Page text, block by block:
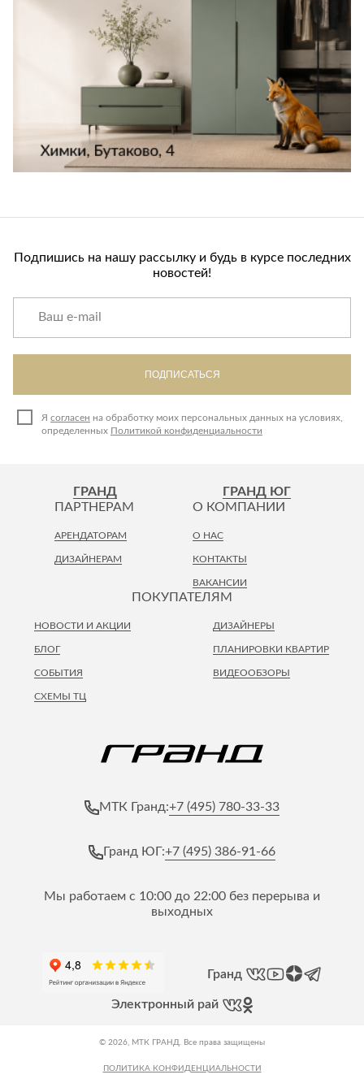
Подпишись на нашу рассылку и будь в курсе последних
новостей!
ПОДПИСАТЬСЯ
Я согласен на обработку моих персональных данных на условиях,
определенных Политикой конфиденциальности
ГРАНД ГРАНД ЮГ
ПОКУПАТЕЛЯМ
НОВОСТИ И АКЦИИ
ПЛАНИРОВКИ КВАРТИР
ВИДЕООБЗОРЫ
БЛОГ
СОБЫТИЯ
СХЕМЫ ТЦ
ДИЗАЙНЕРЫ
ПАРТНЕРАМ
АРЕНДАТОРАМ
ДИЗАЙНЕРАМ
О КОМПАНИИ
О НАС
КОНТАКТЫ
ВАКАНСИИ
МТК Гранд:+7 (495) 780-33-33
Гранд ЮГ:+7 (495) 386-91-66
Мы работаем с 10:00 до 22:00 без перерыва и
выходных
Гранд
Электронный рай
© 2026, МТК ГРАНД. Все права защищены
ПОЛИТИКА КОНФИДЕНЦИАЛЬНОСТИ